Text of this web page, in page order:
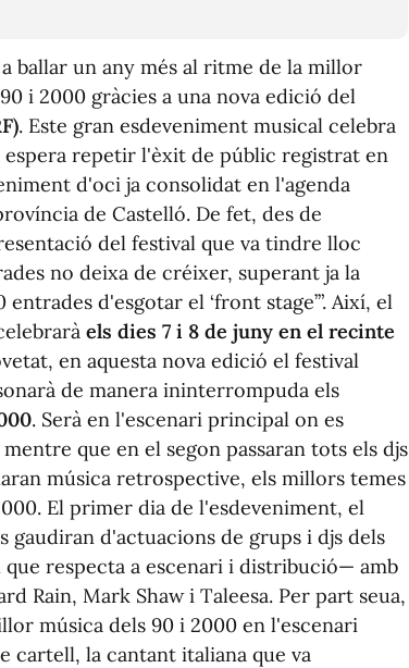
ballar un any més al ritme de la millor
i 2000 gràcies a una nova edició del
. Este gran esdeveniment musical celebra
espera repetir l'èxit de públic registrat en
d'oci ja consolidat en l'agenda
de Castelló. De fet, des de
del festival que va tindre lloc
no deixa de créixer, superant ja la
d'esgotar el ‘front stage’”. Així, el
els dies 7 i 8 de juny en el recinte
en aquesta nova edició el festival
de manera ininterrompuda els
. Serà en l'escenari principal on es
que en el segon passaran tots els djs
música retrospective, els millors temes
El primer dia de l'esdeveniment, el
gaudiran d'actuacions de grups i djs dels
respecta a escenari i distribució— amb
Rain, Mark Shaw i Taleesa. Per part seua,
música dels 90 i 2000 en l'escenari
cartell, la cantant italiana que va